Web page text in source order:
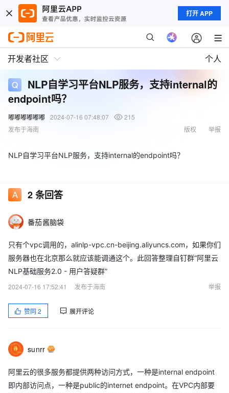
打开 APP
开发者社区 个人
NLP自学习平台NLP服务，支持internal的
endpoint吗？
嘟嘟嘟嘟嘟嘟 2024-07-16 07:48:07
215
发布于海南
举报
版权
NLP自学习平台NLP服务，支持internal的endpoint吗？
2条回答
番茄酱脑袋
只有个vpc调用的，alinlp-vpc.cn-beijing.aliyuncs.com，如果你们
服务器也在北京那么就应该能调通这个。此回答整理自钉群“阿里云
NLP基础服务2.0 - 用户答疑群”
2024-07-16 17:52:41
发布于海南 举报
赞同 2 展开评论
sunrr
阿里云的很多服务都提供两种访问方式，一种是internal endpoint
即内部访问点，一种是public的internet endpoint。在VPC内部要